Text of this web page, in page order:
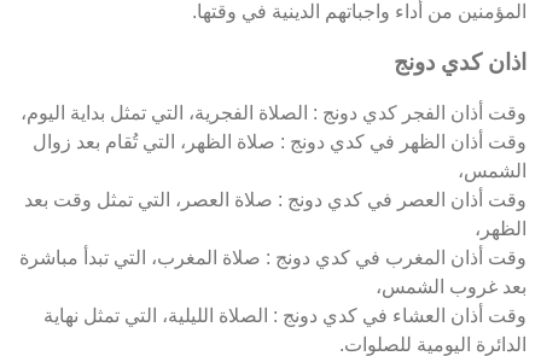
المؤمنين من أداء واجباتهم الدينية في وقتها.
اذان كدي دونج
وقت أذان الفجر كدي دونج : الصلاة الفجرية، التي تمثل بداية اليوم،
وقت أذان الظهر في كدي دونج : صلاة الظهر، التي تُقام بعد زوال
الشمس،
وقت أذان العصر في كدي دونج : صلاة العصر، التي تمثل وقت بعد
الظهر،
وقت أذان المغرب في كدي دونج : صلاة المغرب، التي تبدأ مباشرة
بعد غروب الشمس،
وقت أذان العشاء في كدي دونج : الصلاة الليلية، التي تمثل نهاية
الدائرة اليومية للصلوات.